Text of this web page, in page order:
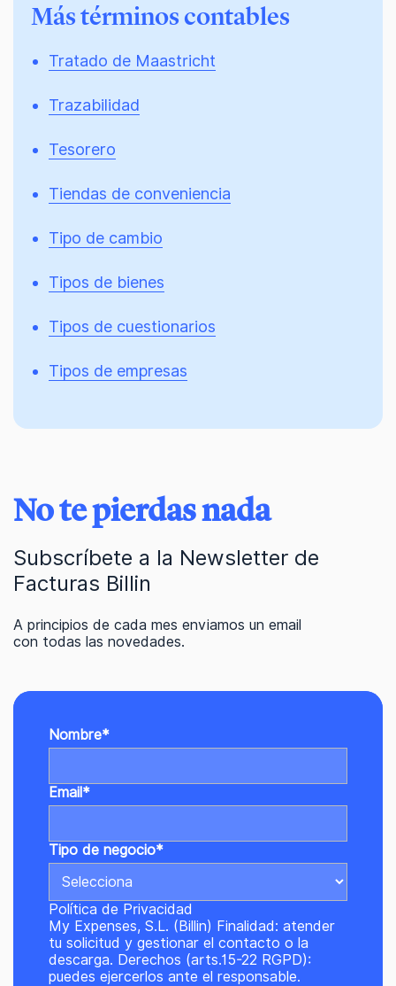
Más términos contables
Tratado de Maastricht
Trazabilidad
Tesorero
Tiendas de conveniencia
Tipo de cambio
Tipos de bienes
Tipos de cuestionarios
Tipos de empresas
No te pierdas nada
Subscríbete a la Newsletter de
Facturas Billin
A principios de cada mes enviamos un email
con todas las novedades.
Nombre*
Email*
Tipo de negocio*
Política de Privacidad
My Expenses, S.L. (Billin) Finalidad: atender
tu solicitud y gestionar el contacto o la
descarga. Derechos (arts.15-22 RGPD):
puedes ejercerlos ante el responsable.